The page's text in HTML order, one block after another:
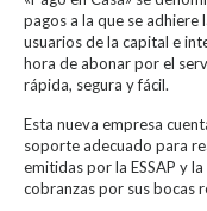
pagos a la que se adhiere
usuarios de la capital e
hora de abonar por el
rápida, segura y fácil.
Esta nueva empresa
soporte adecuado para
emitidas por la ESSAP y
cobranzas por sus bocas